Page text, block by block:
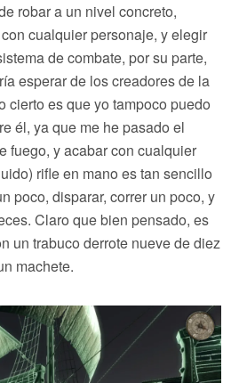
robar a un nivel concreto,
cualquier personaje, y elegir
de combate, por su parte,
esperar de los creadores de la
cierto es que yo tampoco puedo
él, ya que me he pasado el
fuego, y acabar con cualquier
rifle en mano es tan sencillo
poco, disparar, correr un poco, y
Claro que bien pensado, es
un trabuco derrote nueve de diez
machete.